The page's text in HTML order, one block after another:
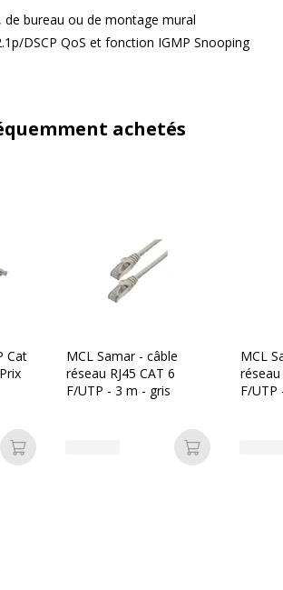
de bureau ou de montage mural
DSCP QoS et fonction IGMP Snooping
achetés
Cat
Ajouter au panier
MCL Samar - câble
réseau RJ45 CAT 6
F/UTP - 3 m - gris
Ajouter au
MCL
réseau
F/UTP